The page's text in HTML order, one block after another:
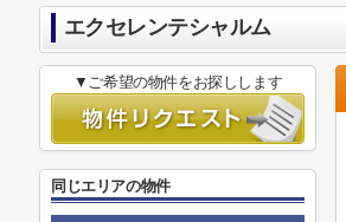
エクセレンテシャルム
▼ご希望の物件をお探しします
同じエリアの物件